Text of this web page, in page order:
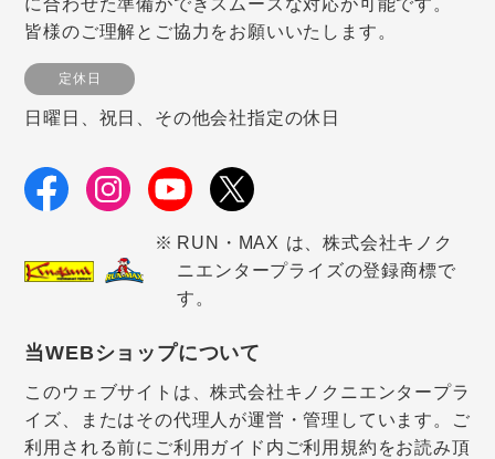
に合わせた準備ができスムーズな対応が可能です。
皆様のご理解とご協力をお願いいたします。
定休日
日曜日、祝日、その他会社指定の休日
RUN・MAX は、株式会社キノク
ニエンタープライズの登録商標で
す。
当WEBショップについて
このウェブサイトは、株式会社キノクニエンタープラ
イズ、またはその代理人が運営・管理しています。ご
利用される前にご利用ガイド内ご利用規約をお読み頂